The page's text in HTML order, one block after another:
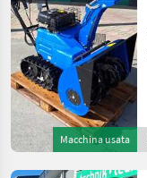
Macchina usata